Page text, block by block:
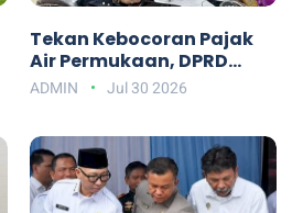
Tekan Kebocoran Pajak
Air Permukaan, DPRD
Lampung Dorong
ADMIN Jul 30 2026